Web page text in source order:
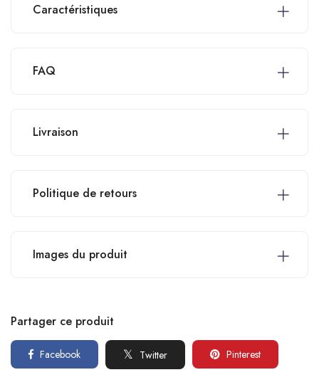
Caractéristiques
FAQ
Livraison
Politique de retours
Images du produit
Partager ce produit
Facebook Twitter Pinterest